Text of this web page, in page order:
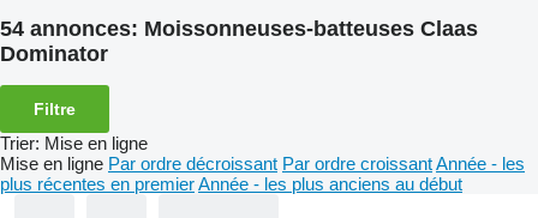
54 annonces: Moissonneuses-batteuses Claas
Dominator
Filtre
Trier: Mise en ligne
Mise en ligne Par ordre décroissant Par ordre croissantAnnée - les
plus récentes en premierAnnée - les plus anciens au début